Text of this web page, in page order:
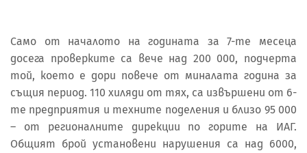
Само от началото на годината за 7-те месеца
досега проверките са вече над 200 000, подчерта
той, което е дори повече от миналата година за
същия период. 110 хиляди от тях, са извършени от 6-
те предприятия и техните поделения и близо 95 000
– от регионалните дирекции по горите на ИАГ.
Общият брой установени нарушения са над 6000,